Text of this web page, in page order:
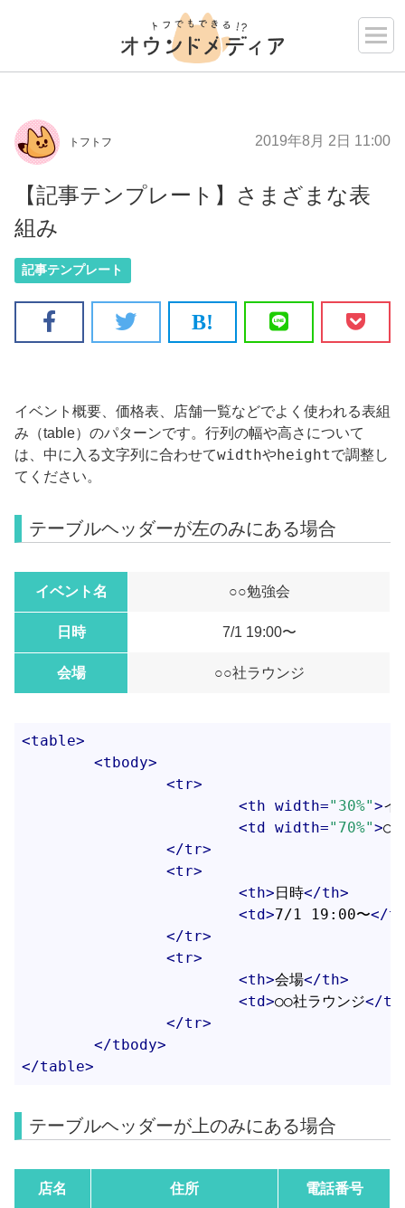
トフトフ 2019年8月 2日 11:00
【記事テンプレート】さまざまな表
組み
記事テンプレート
イベント概要、価格表、店舗一覧などでよく使われる表組
み（table）のパターンです。行列の幅や高さについて
は、中に入る文字列に合わせてwidthやheightで調整し
てください。
テーブルヘッダーが左のみにある場合
イベント名 ○○勉強会
日時 7/1 19:00〜
会場 ○○社ラウンジ
<table>
<tbody>
<tr>
<th width="30%">イ
<td width="70%">○○
</tr>
<tr>
<th> 日時</th>
<td>7/1 19:00〜</
</tr>
<tr>
<th>会場</th>
<td>○○社ラウンジ</td
</tr>
</tbody>
</table>
テーブルヘッダーが上のみにある場合
店名 住所 電話番号